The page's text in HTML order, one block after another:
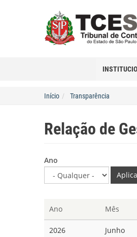
Início Transparência
Relação de
Ano
Ano Mês
2026 Junho